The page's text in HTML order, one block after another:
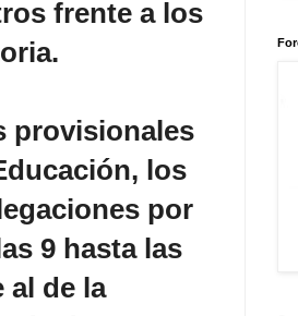
frente a los
provisionales
los
por
9 hasta las
al de la